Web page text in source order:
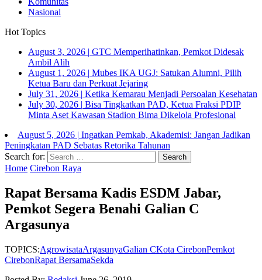
Nasional
Hot Topics
August 3, 2026 | GTC Memperihatinkan, Pemkot Didesak
Ambil Alih
August 1, 2026 | Mubes IKA UGJ: Satukan Alumni, Pilih
Ketua Baru dan Perkuat Jejaring
July 31, 2026 | Ketika Kemarau Menjadi Persoalan Kesehatan
July 30, 2026 | Bisa Tingkatkan PAD, Ketua Fraksi PDIP
Minta Aset Kawasan Stadion Bima Dikelola Profesional
August 5, 2026 | Ingatkan Pemkab, Akademisi: Jangan Jadikan
Peningkatan PAD Sebatas Retorika Tahunan
Search for:
Home Cirebon Raya
Rapat Bersama Kadis ESDM Jabar,
Pemkot Segera Benahi Galian C
Argasunya
TOPICS:AgrowisataArgasunyaGalian CKota CirebonPemkot
CirebonRapat BersamaSekda